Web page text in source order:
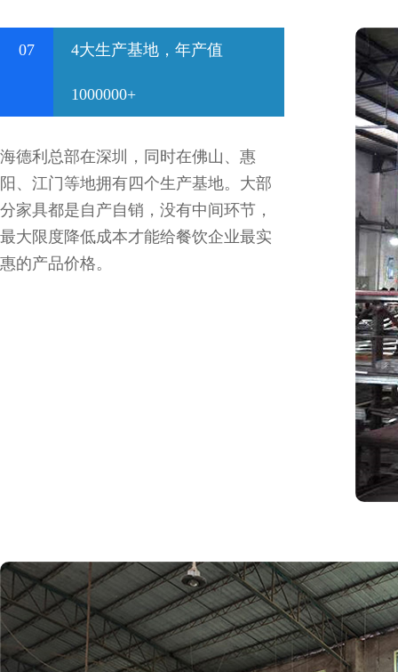
07 4大生产基地，年产值
1000000+
海德利总部在深圳，同时在佛山、惠
阳、江门等地拥有四个生产基地。大部
分家具都是自产自销，没有中间环节，
最大限度降低成本才能给餐饮企业最实
惠的产品价格。